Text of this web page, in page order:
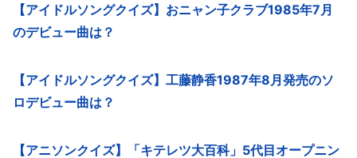
【アイドルソングクイズ】おニャン子クラブ1985年7月
のデビュー曲は？
【アイドルソングクイズ】工藤静香1987年8月発売のソ
ロデビュー曲は？
【アニソンクイズ】「キテレツ大百科」5代目オープニン